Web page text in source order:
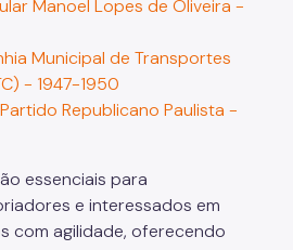
Manoel Lopes de Oliveira -
Municipal de Transportes
- 1947-1950
Republicano Paulista -
essenciais para
e interessados em
com agilidade, oferecendo